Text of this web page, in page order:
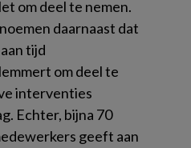
om deel te nemen.
daarnaast dat
tijd
om deel te
interventies
Echter, bijna 70
geeft aan